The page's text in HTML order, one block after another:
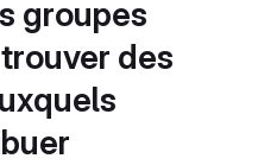
groupes
des